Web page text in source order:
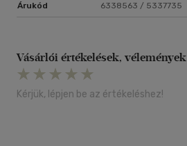
Árukód 6338563 / 5337735
Vásárlói értékelések, vélemények
Kérjük, lépjen be az értékeléshez!